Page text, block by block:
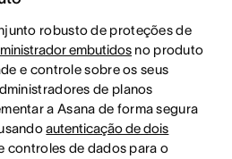
robusto de proteções de
embutidos no produto
e controle sobre os seus
de planos
a Asana de forma segura
autenticação de dois
controles de dados para o